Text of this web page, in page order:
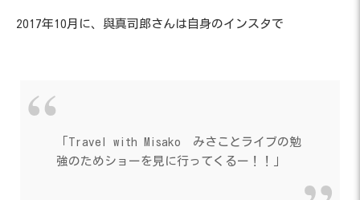
2017年10月に、與真司郎さんは自身のインスタで
「Travel with Misako みさことライブの勉
強のためショーを見に行ってくるー！！」